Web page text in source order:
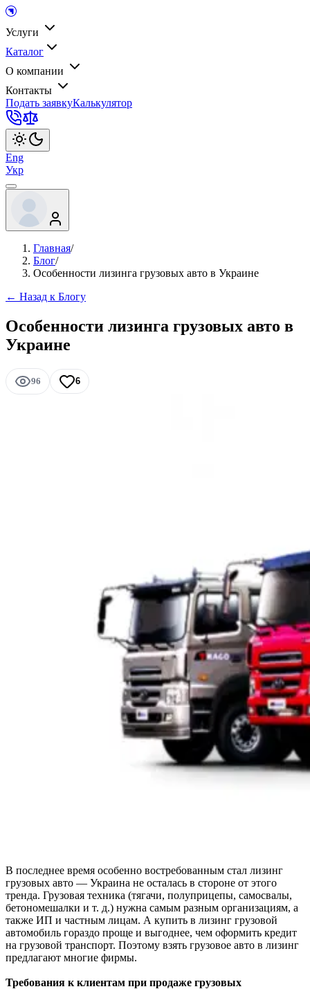
Услуги
Каталог
О компании
Контакты
Подать заявкуКалькулятор
Eng
Укр
Главная/
Блог/
Особенности лизинга грузовых авто в Украине
← Назад к Блогу
Особенности лизинга грузовых авто в
Украине
96 6
В последнее время особенно востребованным стал лизинг
грузовых авто — Украина не осталась в стороне от этого
тренда. Грузовая техника (тягачи, полуприцепы, самосвалы,
бетономешалки и т. д.) нужна самым разным организациям, а
также ИП и частным лицам. А купить в лизинг грузовой
автомобиль гораздо проще и выгоднее, чем оформить кредит
на грузовой транспорт. Поэтому взять грузовое авто в лизинг
предлагают многие фирмы.
Требования к клиентам при продаже грузовых